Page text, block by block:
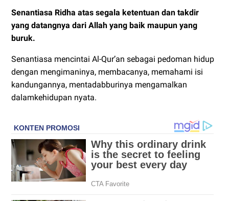
Senantiasa Ridha atas segala ketentuan dan takdir
yang datangnya dari Allah yang baik maupun yang
buruk.
Senantiasa mencintai Al-Qur’an sebagai pedoman hidup
dengan mengimaninya, membacanya, memahami isi
kandungannya, mentadabburinya mengamalkan
dalamkehidupan nyata.